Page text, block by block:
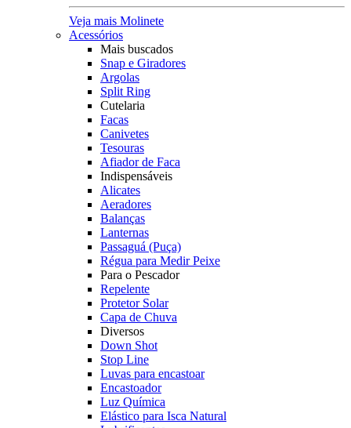
Veja mais Molinete
Acessórios
Mais buscados
Snap e Giradores
Argolas
Split Ring
Cutelaria
Facas
Canivetes
Tesouras
Afiador de Faca
Indispensáveis
Alicates
Aeradores
Balanças
Lanternas
Passaguá (Puça)
Régua para Medir Peixe
Para o Pescador
Repelente
Protetor Solar
Capa de Chuva
Diversos
Down Shot
Stop Line
Luvas para encastoar
Encastoador
Luz Química
Elástico para Isca Natural